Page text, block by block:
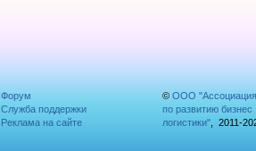
Форум
Служба поддержки
Реклама на сайте
© ООО "Ассоциация
по развитию бизнес
логистики", 2011-